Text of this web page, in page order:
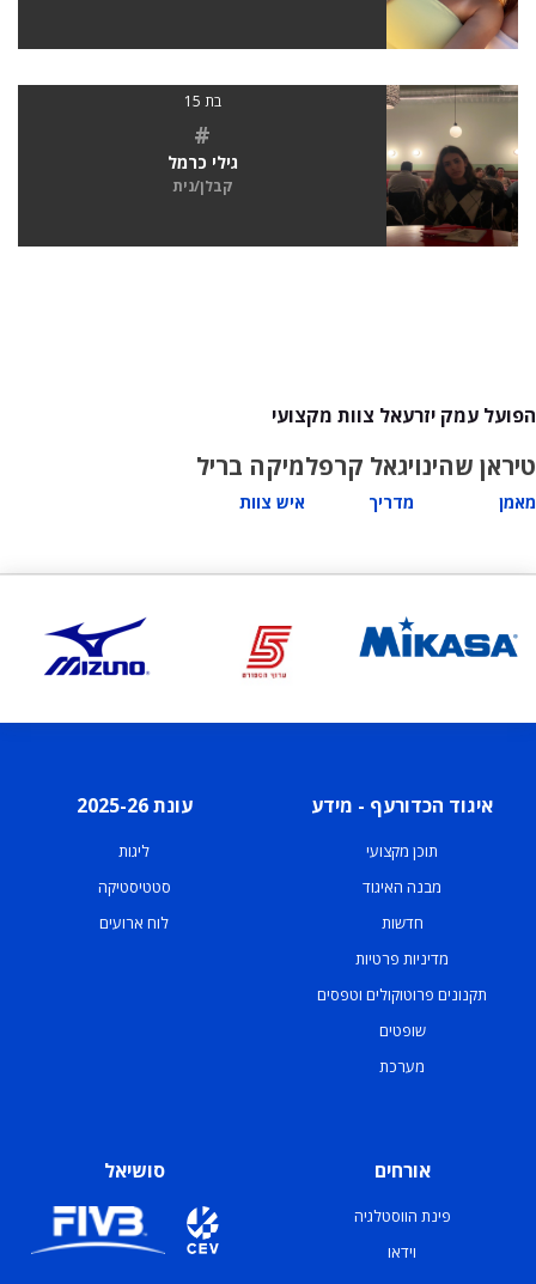
בת 15
#
גילי כרמל
קבלן/נית
הפועל עמק יזרעאל צוות מקצועי
טיראן שהינו
מאמן
יגאל קרפל
מדריך
מיקה בריל
איש צוות
איגוד הכדורעף - מידע
תוכן מקצועי
מבנה האיגוד
חדשות
מדיניות פרטיות
תקנונים פרוטוקולים וטפסים
שופטים
מערכת
עונת 2025-26
ליגות
סטטיסטיקה
לוח ארועים
אורחים
פינת הווסטלגיה
וידאו
סושיאל